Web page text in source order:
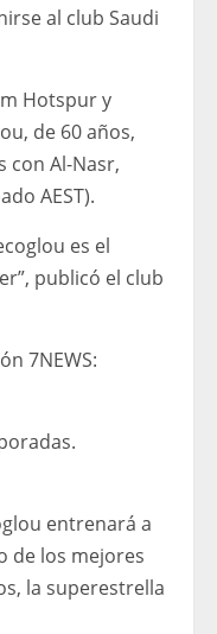
al club Saudi
Hotspur y
de 60 años,
con Al-Nasr,
AEST).
es el
publicó el club
7NEWS:
entrenará a
de los mejores
la superestrella